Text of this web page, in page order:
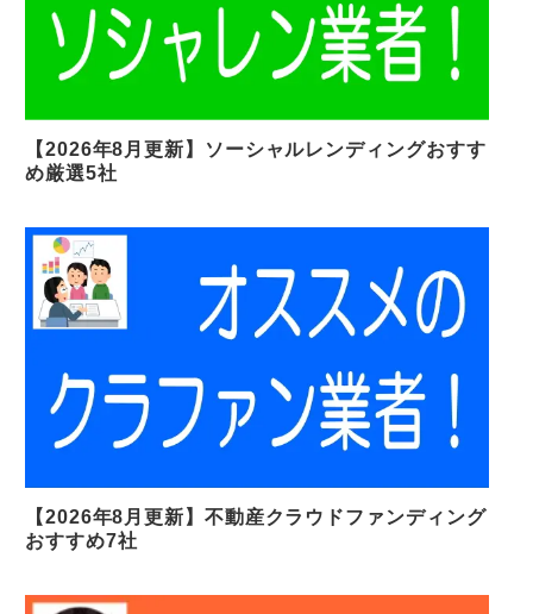
【2026年8月更新】ソーシャルレンディングおすす
め厳選5社
【2026年8月更新】不動産クラウドファンディング
おすすめ7社